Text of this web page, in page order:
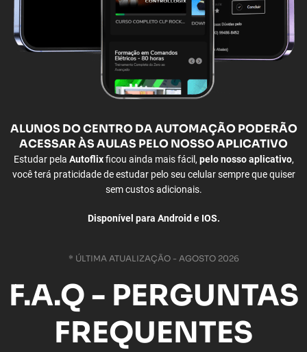
ALUNOSDO CENTRO DA AUTOMAÇÃO PODERÃO
ACESSAR ÀSAULAS PELO NOSSO APLICATIVO
Estudar pela Autoflixficou ainda mais fácil, pelo nosso aplicativo,
você terá praticidade de estudar pelo seu celular sempre que quiser
sem custos adicionais.
Disponível para Android e IOS.
* ÚLTIMA ATUALIZAÇÃO - AGOSTO 2026
F.A.Q - PERGUNTAS
FREQUENTES